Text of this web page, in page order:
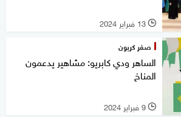
l 13 فبراير 2024
صفر كربون
الساهر ودي كابريو: مشاهير يدعمون
المناخ
l 9 فبراير 2024